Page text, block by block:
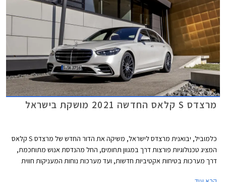
מרצדס S קלאס החדשה 2021 מושקת בישראל
כלמוביל, יבואנית מרצדס לישראל, משיקה את הדור החדש של מרצדס S קלאס
המציג טכנולוגיות פורצות דרך במגוון תחומים, החל מהנדסת אנוש מתוחכמת,
דרך מערכות בטיחות אקטיביות חדשות, ועד מערכות נוחות המעניקות חווית